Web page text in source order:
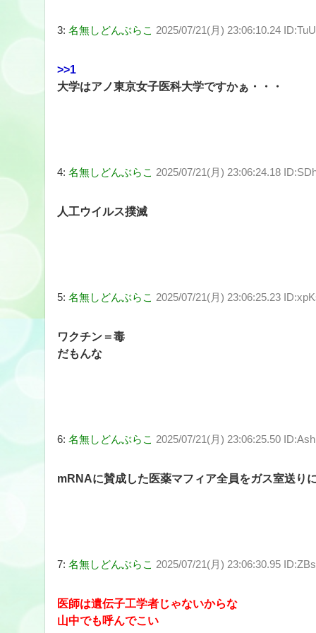
3: 名無しどんぶらこ 2025/07/21(月) 23:06:10.24
>>1
大学はアノ東京女子医科大学ですかぁ・・・
4: 名無しどんぶらこ 2025/07/21(月) 23:06:24.18
人工ウイルス撲滅
5: 名無しどんぶらこ 2025/07/21(月) 23:06:25.23
ワクチン＝毒
だもんな
6: 名無しどんぶらこ 2025/07/21(月) 23:06:25.50
mRNAに賛成した医薬マフィア全員をガス室送りに
7: 名無しどんぶらこ 2025/07/21(月) 23:06:30.95
医師は遺伝子工学者じゃないからな
山中でも呼んでこい